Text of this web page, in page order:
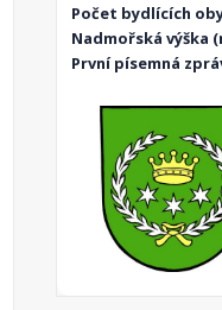
Počet bydlících
Nadmořská výška
První písemná